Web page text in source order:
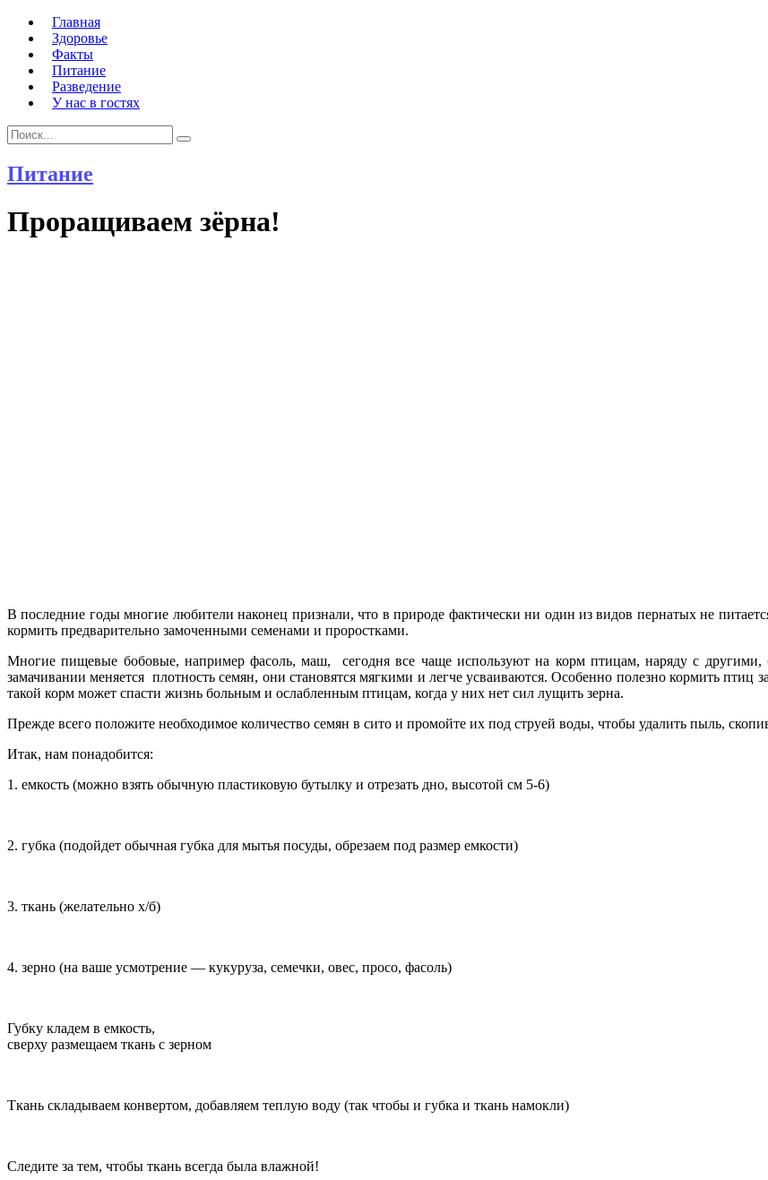
Главная
Здоровье
Факты
Питание
Разведение
У нас в гостях
Search
for:
Search
Питание
Проращиваем зёрна!
В последние годы многие любители наконец признали, что в природе фактически ни один из видов пернатых не
кормить предварительно замоченными семенами и проростками.
Многие пищевые бобовые, например фасоль, маш, сегодня все чаще используют на корм птицам, наряду с
замачивании меняется плотность семян, они становятся мягкими и легче усваиваются. Особенно полезно кормить
такой корм может спасти жизнь больным и ослабленным птицам, когда у них нет сил лущить зерна.
Прежде всего положите необходимое количество семян в сито и промойте их под струей воды, чтобы удалить пыль,
Итак, нам понадобится:
1. емкость (можно взять обычную пластиковую бутылку и отрезать дно, высотой см 5-6)
2. губка (подойдет обычная губка для мытья посуды, обрезаем под размер емкости)
3. ткань (желательно х/б)
4. зерно (на ваше усмотрение — кукуруза, семечки, овес, просо, фасоль)
Губку кладем в емкость,
сверху размещаем ткань с зерном
Ткань складываем конвертом, добавляем теплую воду (так чтобы и губка и ткань намокли)
Следите за тем, чтобы ткань всегда была влажной!